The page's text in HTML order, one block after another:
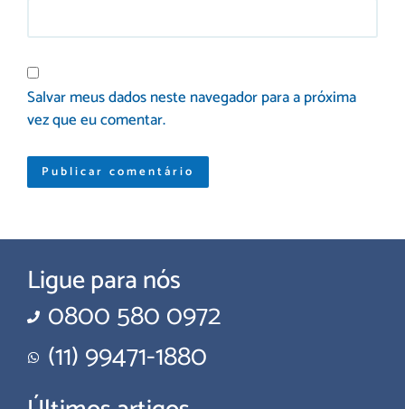
Salvar meus dados neste navegador para a próxima
vez que eu comentar.
Ligue para nós
0800 580 0972
(11) 99471-1880